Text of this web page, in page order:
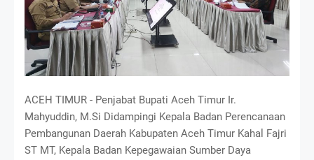
ACEH TIMUR - Penjabat Bupati Aceh Timur Ir.
Mahyuddin, M.Si Didampingi Kepala Badan Perencanaan
Pembangunan Daerah Kabupaten Aceh Timur Kahal Fajri
ST MT, Kepala Badan Kepegawaian Sumber Daya